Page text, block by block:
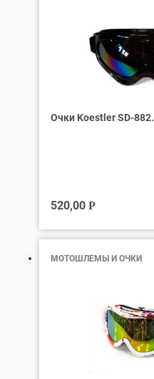
Очки Koestler SD-882.
520,00 Р
МОТОШЛЕМЫ И ОЧКИ